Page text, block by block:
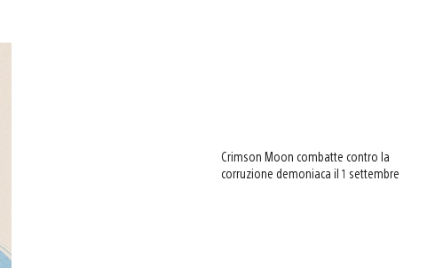
Crimson Moon combatte contro la
corruzione demoniaca il 1 settembre